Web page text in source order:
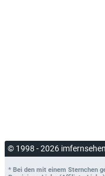
© 1998 - 2026
* Bei den mit einem Sternchen